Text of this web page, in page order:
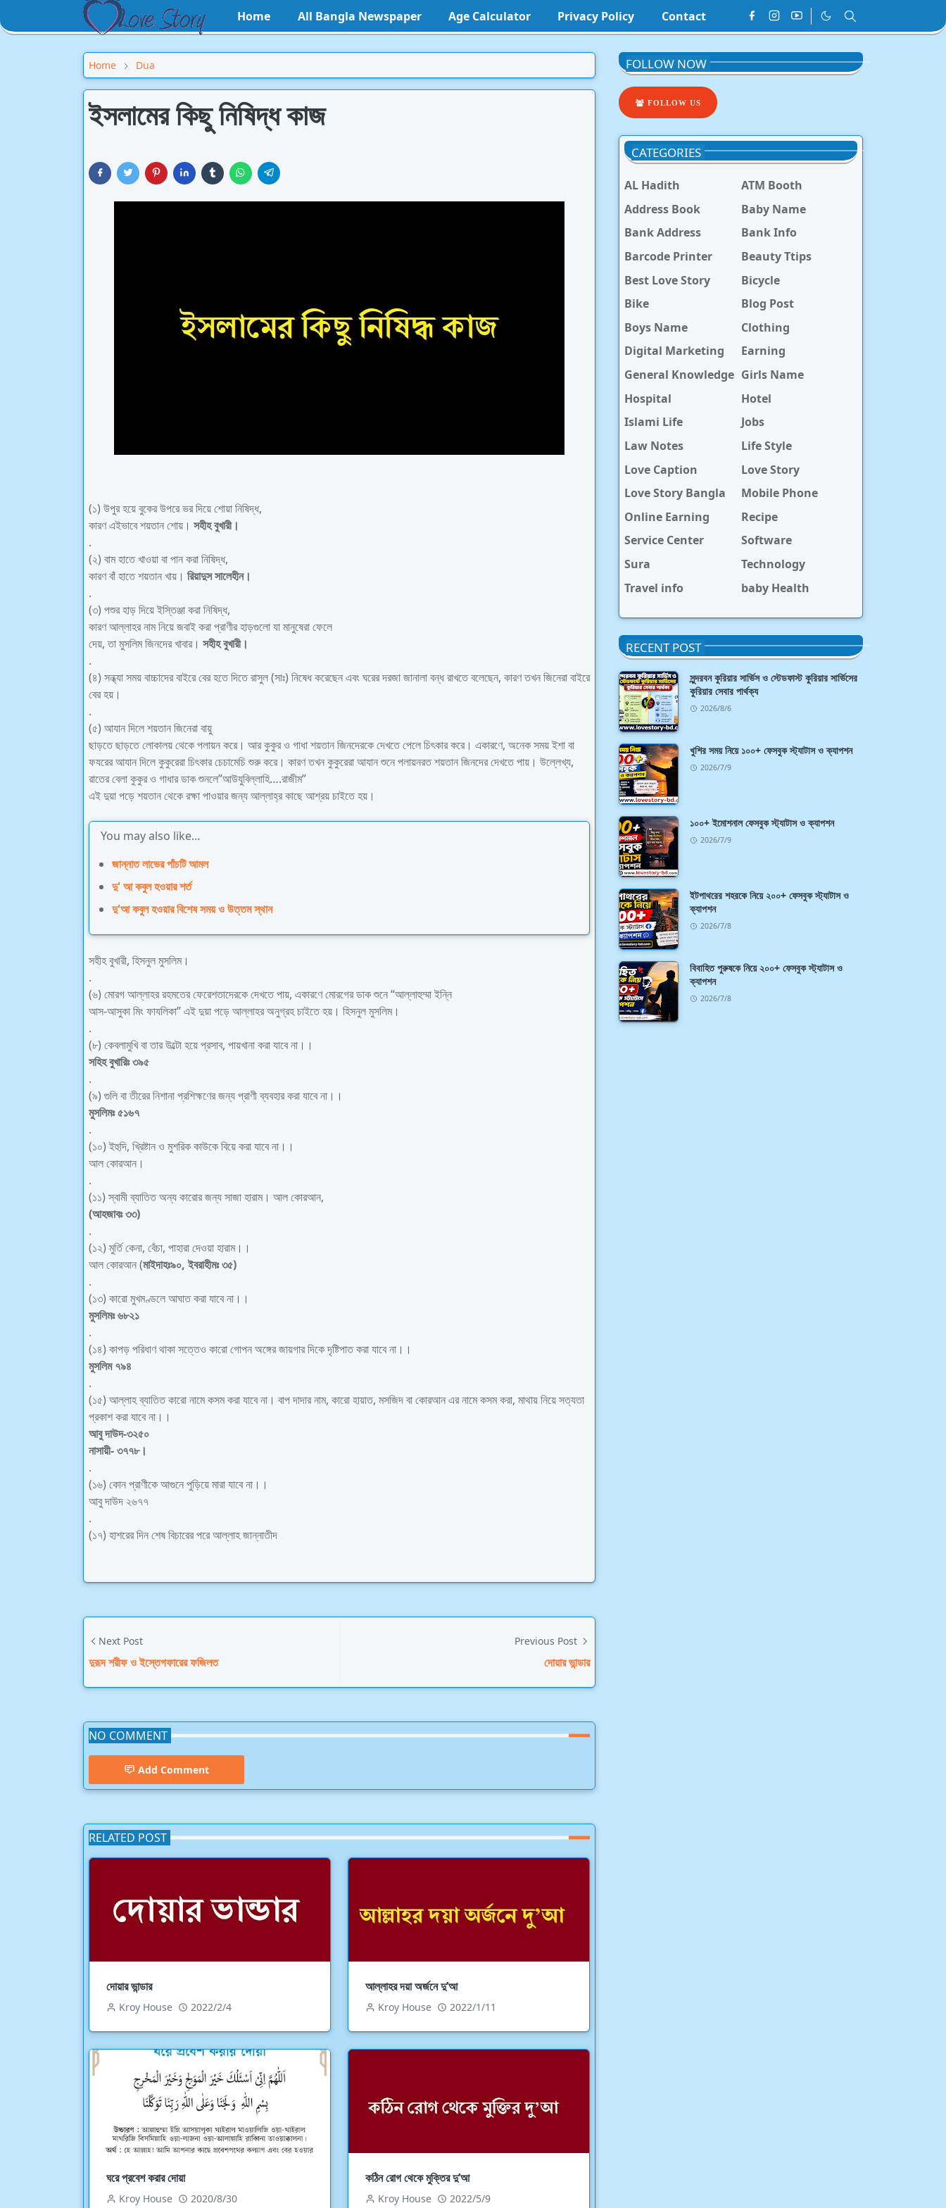
Home All Bangla Newspaper Age Calculator Privacy Policy Contact
Home Dua
ইসলামের কিছু নিষিদ্ধ কাজ
(১) উপুর হয়ে বুকের উপরে ভর দিয়ে শোয়া নিষিদ্ধ,
কারণ এইভাবে শয়তান শোয়। সহীহ বুখারী।
.
(২) বাম হাতে খাওয়া বা পান করা নিষিদ্ধ,
কারণ বাঁ হাতে শয়তান খায়। রিয়াদুস সালেহীন।
.
(৩) পশুর হাড় দিয়ে ইস্তিঞ্জা করা নিষিদ্ধ,
কারণ আল্লাহর নাম নিয়ে জবাই করা প্রাণীর হাড়গুলো যা মানুষেরা ফেলে
দেয়, তা মুসলিম জিনদের খাবার। সহীহ বুখারী।
.
(৪) সন্ধ্যা সময় বাচ্চাদের বাইরে বের হতে দিতে রাসুল (সাঃ) নিষেধ করেছেন এবং ঘরের দরজা জানালা বন্ধ রাখতে বলেছেন, কারণ তখন জিনেরা বাইরে
বের হয়।
.
(৫) আযান দিলে শয়তান জিনেরা বায়ু
ছাড়তে ছাড়তে লোকালয় থেকে পলায়ন করে। আর কুকুর ও গাধা শয়তান জিনদেরকে দেখতে পেলে চিৎকার করে। একারণে, অনেক সময় ইশা বা
ফযরের আযান দিলে কুকুরেরা চিৎকার চেচামেচি শুরু করে। কারণ তখন কুকুরেরা আযান শুনে পলায়নরত শয়তান জিনদের দেখতে পায়। উল্লেখ্য,
রাতের বেলা কুকুর ও গাধার ডাক শুনলে”আউযুবিল্লাহি….রাজীম”
এই দুয়া পড়ে শয়তান থেকে রক্ষা পাওয়ার জন্য আল্লাহ্র কাছে আশ্রয় চাইতে হয়।
You may also like...
জান্নাত লাভের পাঁচটি আমল
দু' আ কবুল হওয়ার শর্ত
দু'আ কবুল হওয়ার বিশেষ সময় ও উত্তম স্থান
সহীহ বুখারী, হিসনুল মুসলিম।
.
(৬) মোরগ আল্লাহর রহমতের ফেরেশতাদেরকে দেখতে পায়, একারণে মোরগের ডাক শুনে “আল্লাহুম্মা ইন্নি
আস-আসুকা মিং ফাযলিকা” এই দুয়া পড়ে আল্লাহর অনুগ্রহ চাইতে হয়। হিসনুল মুসলিম।
.
(৮) কেবলামুখি বা তার উল্টো হয়ে প্রসাব, পায়খানা করা যাবে না।।
সহিহ বুখারিঃ ৩৯৫
.
(৯) গুলি বা তীরের নিশানা প্রশিহ্মণের জন্য প্রাণী ব্যবহার করা যাবে না।।
মুসলিমঃ ৫১৬৭
.
(১০) ইহুদি, খ্রিষ্টান ও মুশরিক কাউকে বিয়ে করা যাবে না।।
আল কোরআন।
.
(১১) স্বামী ব্যাতিত অন্য কারোর জন্য সাজা হারাম। আল কোরআন,
(আহজাবঃ ৩৩)
.
(১২) মুর্তি কেনা, বেঁচা, পাহারা দেওয়া হারাম।।
আল কোরআন (মাইদাহঃ৯০, ইবরাহীমঃ ৩৫)
.
(১৩) কারো মুখমণ্ডলে আঘাত করা যাবে না।।
মুসলিমঃ ৬৮২১
.
(১৪) কাপড় পরিধাণ থাকা সত্তেও কারো গোপন অঙ্গের জায়গার দিকে দৃষ্টিপাত করা যাবে না।।
মুসলিম ৭৯৪
.
(১৫) আল্লাহ ব্যাতিত কারো নামে কসম করা যাবে না। বাপ দাদার নাম, কারো হায়াত, মসজিদ বা কোরআন এর নামে কসম করা, মাথায় নিয়ে সত্যতা
প্রকাশ করা যাবে না।।
আবু দাউদ-৩২৫০
নাসায়ী- ৩৭৭৮।
.
(১৬) কোন প্রাণীকে আগুনে পুড়িয়ে মারা যাবে না।।
আবু দাউদ ২৬৭৭
.
(১৭) হাশরের দিন শেষ বিচারের পরে আল্লাহ জান্নাতীদ
Next Post
দুরূদ শরীফ ও ইস্তেগফারের ফজিলত
Previous Post
দোয়ার ভান্ডার
NO COMMENT
Add Comment
RELATED POST
দোয়ার ভান্ডার
Kroy House 2022/2/4
আল্লাহর দয়া অর্জনে দু’আ
Kroy House 2022/1/11
ঘরে প্রবেশ করার দোয়া
Kroy House 2020/8/30
কঠিন রােগ থেকে মুক্তির দু’আ
Kroy House 2022/5/9
FOLLOW NOW
FOLLOW US
CATEGORIES
AL Hadith
ATM Booth
Address Book
Baby Name
Bank Address
Bank Info
Barcode Printer
Beauty Ttips
Best Love Story
Bicycle
Bike
Blog Post
Boys Name
Clothing
Digital Marketing
Earning
General Knowledge Girls Name
Hospital
Hotel
Islami Life
Jobs
Law Notes
Life Style
Love Caption
Love Story
Love Story Bangla
Mobile Phone
Online Earning
Recipe
Service Center
Software
Sura
Technology
Travel info
baby Health
RECENT POST
সুন্দরবন কুরিয়ার সার্ভিস ও স্টেডফাস্ট কুরিয়ার সার্ভিসের
কুরিয়ার সেবার পার্থক্য
2026/8/6
খুশির সময় নিয়ে ১০০+ ফেসবুক স্ট্যাটাস ও ক্যাপশন
2026/7/9
১০০+ ইমোশনাল ফেসবুক স্ট্যাটাস ও ক্যাপশন
2026/7/9
ইটপাথরের শহরকে নিয়ে ২০০+ ফেসবুক স্ট্যাটাস ও
ক্যাপশন
2026/7/8
বিবাহিত পুরুষকে নিয়ে ২০০+ ফেসবুক স্ট্যাটাস ও
ক্যাপশন
2026/7/8